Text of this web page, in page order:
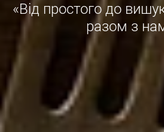
«Від простого до
разом з